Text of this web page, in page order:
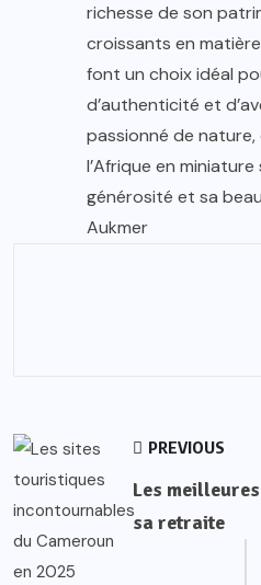
richesse de son
croissants en
font un choix idéal
d’authenticité et
passionné de
l’Afrique en
générosité et sa
Aukmer
PREVIOUS
Les
sa retraite